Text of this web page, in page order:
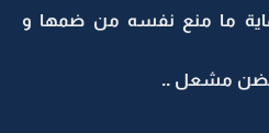
ما منع نفسه من ضمها و
بحضن مشعل ..